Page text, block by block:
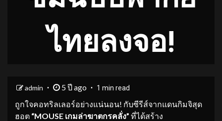
ไทยลงจอ!
admin 5 ปี ago 1 min read
ถูกใจคอทริลเลอร์อย่างแน่นอน! กับซีรีส์จากแดนกิมจิสุด
ฮอต “MOUSE เกมล่าฆาตกรคลั่ง” ที่ได้สร้าง